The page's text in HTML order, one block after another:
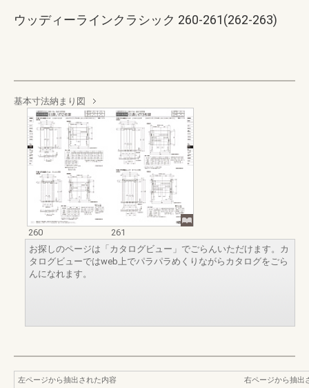
ウッディーラインクラシック 260-261(262-263)
基本寸法納まり図
260
261
お探しのページは「カタログビュー」でごらんいただけます。カ
タログビューではweb上でパラパラめくりながらカタログをごら
んになれます。
左ページから抽出された内容
右ページから抽出